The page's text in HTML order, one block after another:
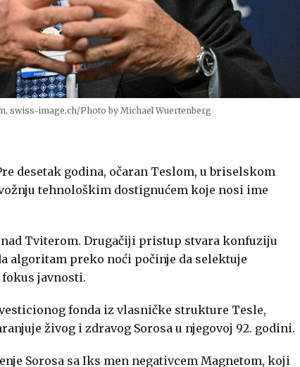
swiss-image.ch/Photo by Michael Wuertenberg
desetak godina, očaran Teslom, u briselskom
tehnološkim dostignućem koje nosi ime
Tviterom. Drugačiji pristup stvara konfuziju
algoritam preko noći počinje da selektuje
javnosti.
fonda iz vlasničke strukture Tesle,
živog i zdravog Sorosa u njegovoj 92. godini.
Sorosa sa Iks men negativcem Magnetom, koji